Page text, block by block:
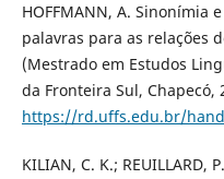
HOFFMANN, A. Sinonímia
palavras para as relações
(Mestrado em Estudos
da Fronteira Sul, Chapecó,
https://rd.uffs.edu.br/
KILIAN, C. K.; REUILLARD,